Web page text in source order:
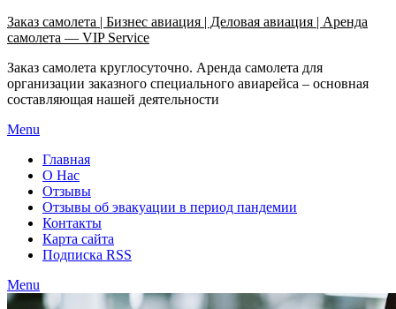
Заказ самолета | Бизнес авиация | Деловая авиация | Аренда
самолета — VIP Service
Заказ самолета круглосуточно. Аренда самолета для
организации заказного специального авиарейса – основная
составляющая нашей деятельности
Menu
Главная
О Нас
Отзывы
Отзывы об эвакуации в период пандемии
Контакты
Карта сайта
Подписка RSS
Menu